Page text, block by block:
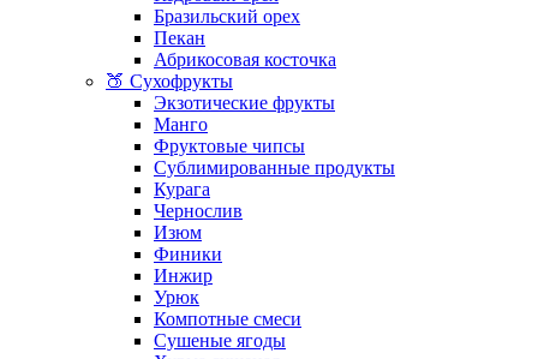
Бразильский орех
Пекан
Абрикосовая косточка
🍑 Сухофрукты
Экзотические фрукты
Манго
Фруктовые чипсы
Сублимированные продукты
Курага
Чернослив
Изюм
Финики
Инжир
Урюк
Компотные смеси
Сушеные ягоды